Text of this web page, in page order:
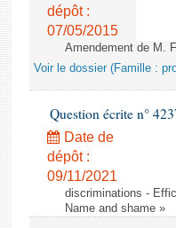
dépôt :
07/05/2015
Amendement de M.
Voir le dossier (Famille :
Question écrite n°
Date de
dépôt :
09/11/2021
discriminations -
Name and shame »